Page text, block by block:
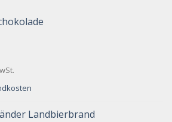
Landbierbrand